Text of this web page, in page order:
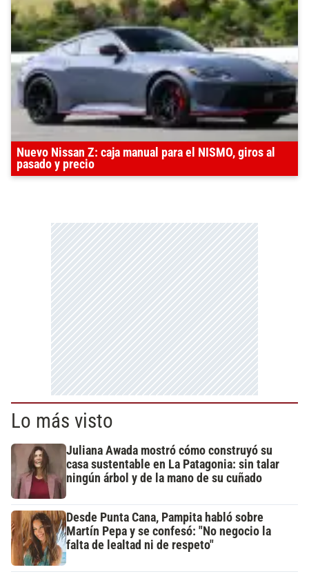
Nuevo Nissan Z: caja manual para el NISMO, giros al
pasado y precio
Lo más visto
Juliana Awada mostró cómo construyó su
casa sustentable en La Patagonia: sin talar
ningún árbol y de la mano de su cuñado
Desde Punta Cana, Pampita habló sobre
Martín Pepa y se confesó: "No negocio la
falta de lealtad ni de respeto"